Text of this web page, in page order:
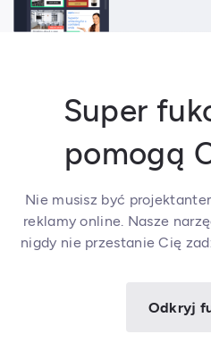
Super
pomogą
Nie musisz być
reklamy online. Nasze
nigdy nie przestanie Cię
Odkryj